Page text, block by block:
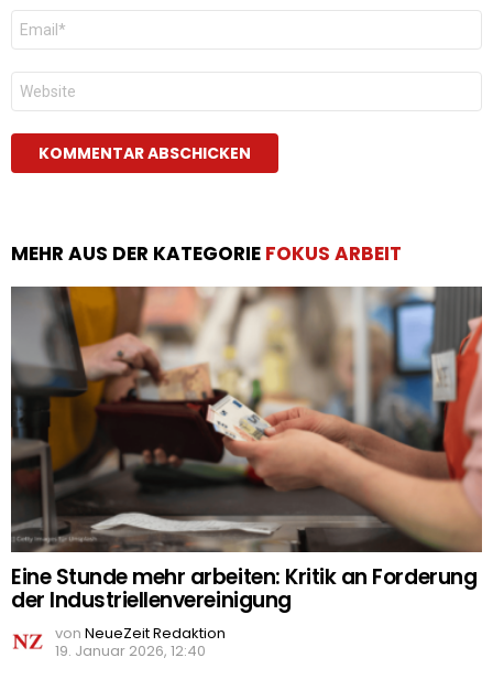
E-
Mail
*
Website
MEHR AUS DER KATEGORIE FOKUS ARBEIT
Eine Stunde mehr arbeiten: Kritik an Forderung
der Industriellenvereinigung
von NeueZeit Redaktion
19. Januar 2026, 12:40